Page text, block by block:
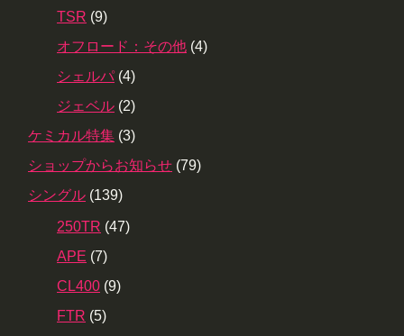
TSR (9)
オフロード：その他 (4)
シェルパ (4)
ジェベル (2)
ケミカル特集 (3)
ショップからお知らせ (79)
シングル (139)
250TR (47)
APE (7)
CL400 (9)
FTR (5)